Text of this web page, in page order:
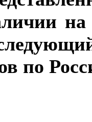
на
по